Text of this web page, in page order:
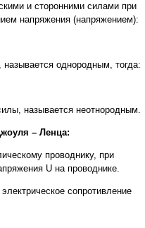
и сторонними силами при
напряжения (напряжением):
однородным, тогда:
называется неотнородным.
– Ленца:
проводнику, при
U на проводнике.
сопротивление